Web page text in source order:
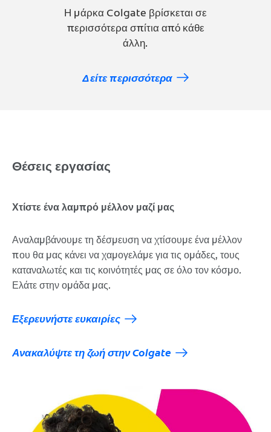
Η μάρκα Colgate βρίσκεται σε
περισσότερα σπίτια από κάθε
άλλη.
Δείτε περισσότερα
Θέσεις εργασίας
Χτίστε ένα λαμπρό μέλλον μαζί μας
Αναλαμβάνουμε τη δέσμευση να χτίσουμε ένα μέλλον
που θα μας κάνει να χαμογελάμε για τις ομάδες, τους
καταναλωτές και τις κοινότητές μας σε όλο τον κόσμο.
Ελάτε στην ομάδα μας.
Εξερευνήστε ευκαιρίες
Ανακαλύψτε τη ζωή στην Colgate